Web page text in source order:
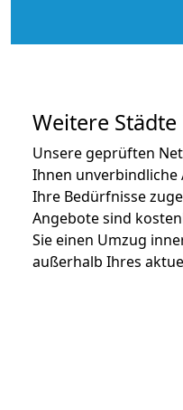
Weitere
Unsere geprüften
Ihnen unverbindliche
Ihre Bedürfnisse
Angebote sind
Sie einen Umzug
außerhalb Ihres